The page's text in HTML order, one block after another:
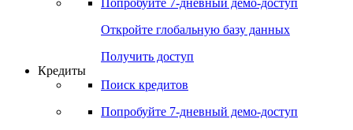
Откройте глобальную базу данных
Получить доступ
Кредиты
Поиск кредитов
Попробуйте 7-дневный демо-доступ